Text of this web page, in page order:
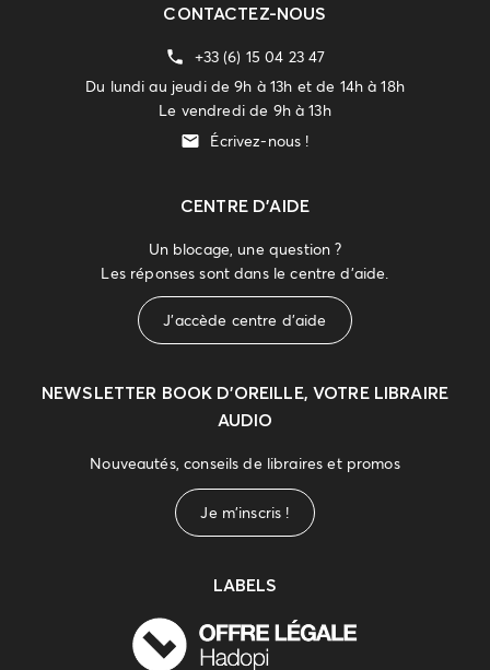
CONTACTEZ-NOUS
+33 (6) 15 04 23 47
Du lundi au jeudi de 9h à 13h et de 14h à 18h
Le vendredi de 9h à 13h
Écrivez-nous !
CENTRE D'AIDE
Un blocage, une question ?
Les réponses sont dans le centre d'aide.
J'accède centre d'aide
NEWSLETTER BOOK D’OREILLE, VOTRE LIBRAIRE
AUDIO
Nouveautés, conseils de libraires et promos
Je m'inscris !
LABELS